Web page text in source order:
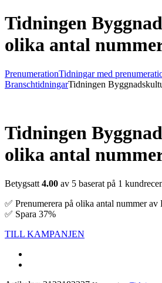
Tidningen
olika antal
PrenumerationTidningar med
BranschtidningarTidningen
Tidningen
olika antal
Betygsatt 4.00 av 5 baserat på 1
✅ Prenumerera på olika antal nummer
✅ Spara 37%
TILL KAMPANJEN